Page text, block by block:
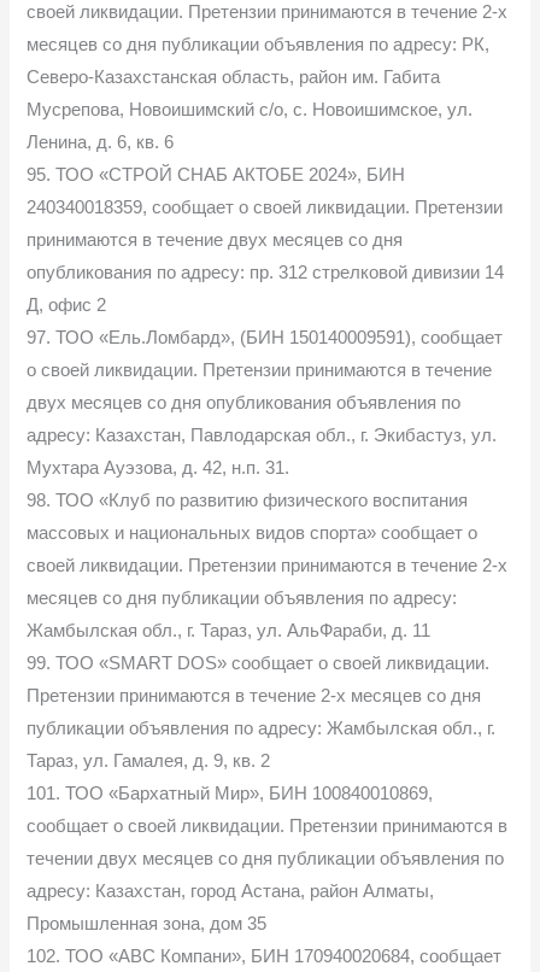
своей ликвидации. Претензии принимаются в течение 2-х
месяцев со дня публикации объявления по адресу: РК,
Северо-Казахстанская область, район им. Габита
Мусрепова, Новоишимский с/о, с. Новоишимское, ул.
Ленина, д. 6, кв. 6
95. ТОО «СТРОЙ СНАБ АКТОБЕ 2024», БИН
240340018359, сообщает о своей ликвидации. Претензии
принимаются в течение двух месяцев со дня
опубликования по адресу: пр. 312 стрелковой дивизии 14
Д, офис 2
97. ТОО «Ель.Ломбард», (БИН 150140009591), сообщает
о своей ликвидации. Претензии принимаются в течение
двух месяцев со дня опубликования объявления по
адресу: Казахстан, Павлодарская обл., г. Экибастуз, ул.
Мухтара Ауэзова, д. 42, н.п. 31.
98. ТОО «Клуб по развитию физического воспитания
массовых и национальных видов спорта» сообщает о
своей ликвидации. Претензии принимаются в течение 2-х
месяцев со дня публикации объявления по адресу:
Жамбылская обл., г. Тараз, ул. АльФараби, д. 11
99. ТОО «SMART DOS» сообщает о своей ликвидации.
Претензии принимаются в течение 2-х месяцев со дня
публикации объявления по адресу: Жамбылская обл., г.
Тараз, ул. Гамалея, д. 9, кв. 2
101. ТОО «Бархатный Мир», БИН 100840010869,
сообщает о своей ликвидации. Претензии принимаются в
течении двух месяцев со дня публикации объявления по
адресу: Казахстан, город Астана, район Алматы,
Промышленная зона, дом 35
102. ТОО «АВС Компани», БИН 170940020684, сообщает